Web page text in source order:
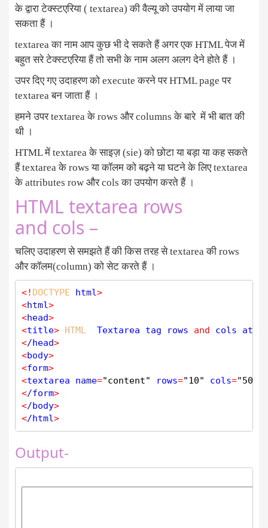
के द्वारा टेक्स्टएरिया ( textarea) की वैल्यू को उपयोग में लाया जा
सकता हैं ।
textarea का नाम आप कुछ भी दे सकते हैं अगर एक HTML पेज में
बहुत सरे टेक्स्टएरिया हैं तो सभी के नाम अलग अलग देने होते हैं ।
उपर दिए गए उदाहरण को execute करने पर HTML page पर
textarea बन जाता हैं ।
हमने उपर textarea के rows और columns के बारे में भी बात की
थी ।
HTML में textarea के साइज़ (sie) को छोटा या बड़ा या कह सकते
हैं textarea के rows या कॉलम को बढ़ने या घटने के लिए textarea
के attributes row और cols का उपयोग करते हैं ।
HTML textarea rows
and cols –
चलिए उदाहरण से समझते हैं की किस तरह से textarea की rows
और कॉलम(column) को सेट करते हैं ।
<! DOCTYPE html>
<html>
<head>
<title> HTML
  Textarea tag rows
and cols
</head>
<body>
<form>
<textarea name="content" rows="10" cols="50"
</form>
</body>
</html>
Output-